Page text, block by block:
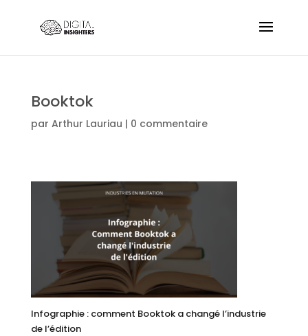
Booktok
par Arthur Lauriau | 0 commentaire
Infographie : comment Booktok a changé l’industrie
de l’édition